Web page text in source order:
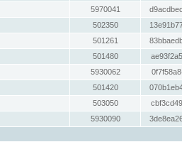
5970041
502350
501261
501480
5930062
501420
503050
5930090